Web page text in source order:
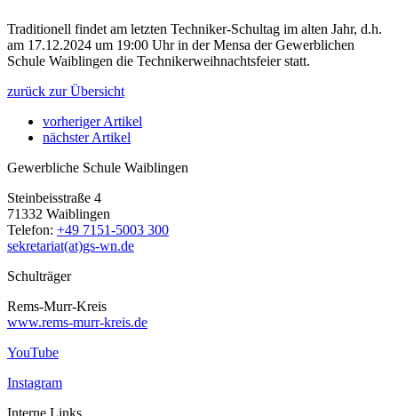
Traditionell findet am letzten Techniker-Schultag im alten Jahr, d.h.
am 17.12.2024 um 19:00 Uhr in der Mensa der Gewerblichen
Schule Waiblingen die Technikerweihnachtsfeier statt.
zurück zur Übersicht
vorheriger Artikel
nächster Artikel
Gewerbliche Schule Waiblingen
Steinbeisstraße 4
71332 Waiblingen
Telefon: +49 7151-5003 300
sekretariat(at)gs-wn.de
Schulträger
Rems-Murr-Kreis
www.rems-murr-kreis.de
YouTube
Instagram
Interne Links